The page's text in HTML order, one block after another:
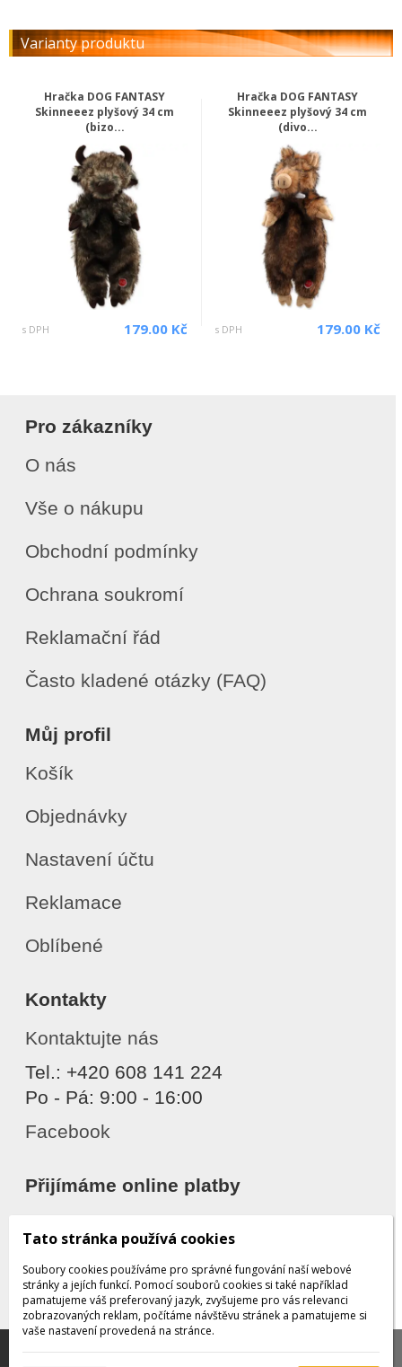
Varianty produktu
Hračka DOG FANTASY
Skinneeez plyšový 34 cm
(bizo...
s DPH 179.00 Kč
Hračka DOG FANTASY
Skinneeez plyšový 34 cm
(divo...
s DPH 179.00 Kč
Pro zákazníky
O nás
Vše o nákupu
Obchodní podmínky
Ochrana soukromí
Reklamační řád
Často kladené otázky (FAQ)
Můj profil
Košík
Objednávky
Nastavení účtu
Reklamace
Oblíbené
Kontakty
Kontaktujte nás
Tel.: +420 608 141 224
Po - Pá: 9:00 - 16:00
Facebook
Přijímáme online platby
Děkujeme za důvěru
Tato stránka používá cookies
Soubory cookies používáme pro správné fungování naší webové
stránky a jejích funkcí. Pomocí souborů cookies si také například
pamatujeme váš preferovaný jazyk, zvyšujeme pro vás relevanci
zobrazovaných reklam, počítáme návštěvu stránek a pamatujeme si
vaše nastavení provedená na stránce.